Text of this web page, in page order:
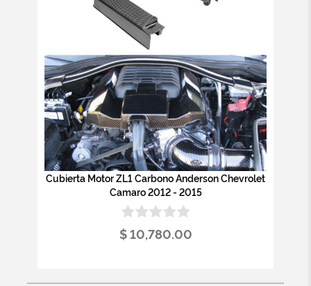
Cubierta Motor ZL1 Carbono Anderson Chevrolet
Camaro 2012 - 2015
$ 10,780.00